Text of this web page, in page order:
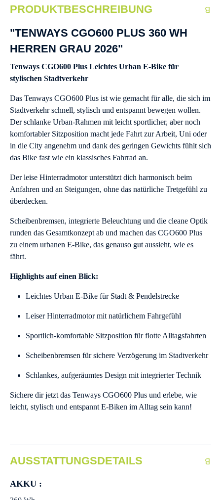
PRODUKTBESCHREIBUNG
"TENWAYS CGO600 PLUS 360 WH
HERREN GRAU 2026"
Tenways CGO600 Plus Leichtes Urban E-Bike für
stylischen Stadtverkehr
Das Tenways CGO600 Plus ist wie gemacht für alle, die sich im
Stadtverkehr schnell, stylisch und entspannt bewegen wollen.
Der schlanke Urban-Rahmen mit leicht sportlicher, aber noch
komfortabler Sitzposition macht jede Fahrt zur Arbeit, Uni oder
in die City angenehm und dank des geringen Gewichts fühlt sich
das Bike fast wie ein klassisches Fahrrad an.
Der leise Hinterradmotor unterstützt dich harmonisch beim
Anfahren und an Steigungen, ohne das natürliche Tretgefühl zu
überdecken.
Scheibenbremsen, integrierte Beleuchtung und die cleane Optik
runden das Gesamtkonzept ab und machen das CGO600 Plus
zu einem urbanen E-Bike, das genauso gut aussieht, wie es
fährt.
Highlights auf einen Blick:
Leichtes Urban E-Bike für Stadt & Pendelstrecke
Leiser Hinterradmotor mit natürlichem Fahrgefühl
Sportlich-komfortable Sitzposition für flotte Alltagsfahrten
Scheibenbremsen für sichere Verzögerung im Stadtverkehr
Schlankes, aufgeräumtes Design mit integrierter Technik
Sichere dir jetzt das Tenways CGO600 Plus und erlebe, wie
leicht, stylisch und entspannt E-Biken im Alltag sein kann!
AUSSTATTUNGSDETAILS
AKKU :